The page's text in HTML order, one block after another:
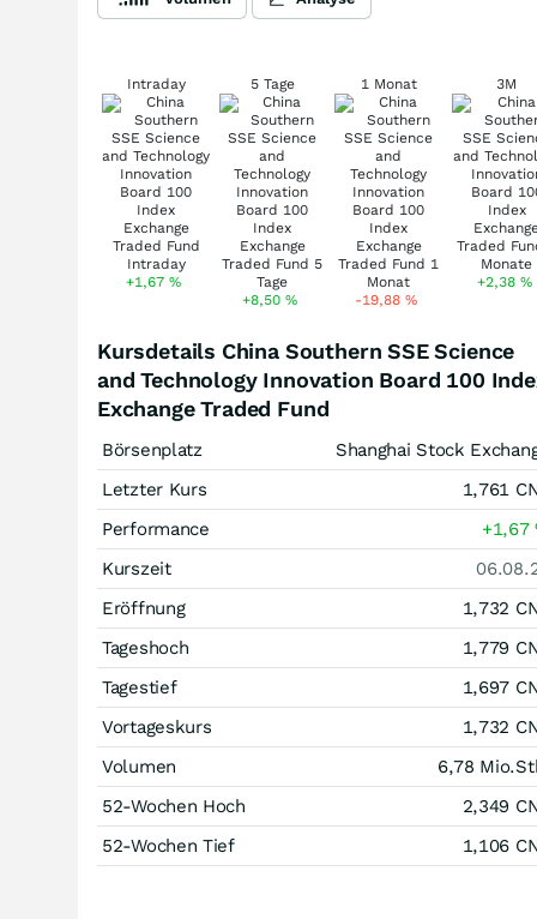
Intraday
+1,67%
5 Tage
+8,50%
1 Monat
-19,88%
3M
+2,38 %
Kursdetails China Southern SSE Science
and Technology Innovation Board 100
Exchange Traded Fund
Börsenplatz
Shanghai Stock
Letzter Kurs
1,761
Performance
+1,67
Kurszeit
Eröffnung
1,732
Tageshoch
1,779
Tagestief
1,697
Vortageskurs
1,732
Volumen
6,78 Mio.
52-Wochen Hoch
2,349
52-Wochen Tief
1,106